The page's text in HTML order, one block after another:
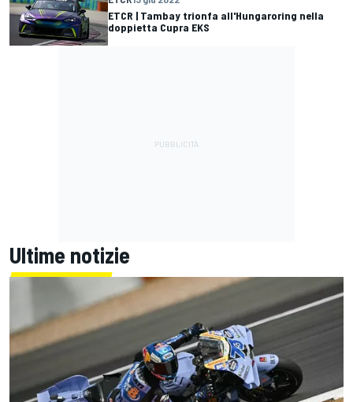
ETCR | Tambay trionfa all'Hungaroring nella
doppietta Cupra EKS
Ultime notizie